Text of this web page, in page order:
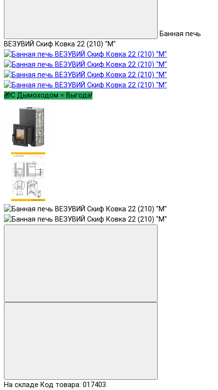
Банная печь
ВЕЗУВИЙ Скиф Ковка 22 (210) "М"
🎁С Дымоходом = Выгода!
На складе Код товара: 017403